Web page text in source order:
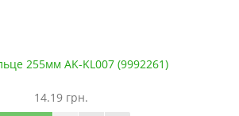
255мм AK-KL007 (9992261)
14.19 грн.